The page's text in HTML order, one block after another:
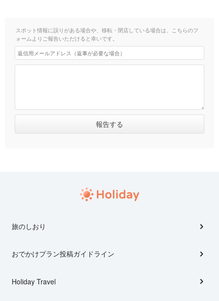
スポット情報に誤りがある場合や、移転・閉店している場合は、こちらのフ
ォームよりご報告いただけると幸いです。
旅のしおり
おでかけプラン投稿ガイドライン
Holiday Travel